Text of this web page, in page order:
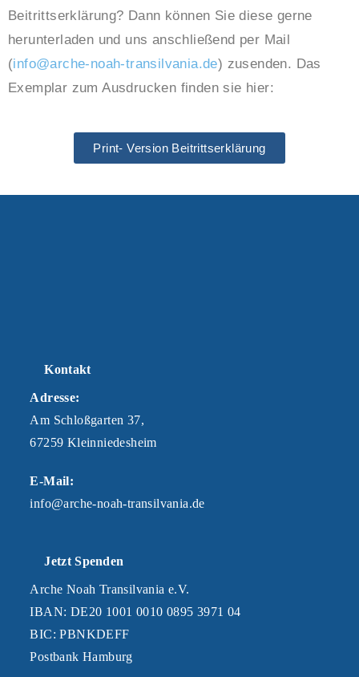
Beitrittserklärung? Dann können Sie diese gerne
herunterladen und uns anschließend per Mail
(info@arche-noah-transilvania.de) zusenden. Das
Exemplar zum Ausdrucken finden sie hier:
Print- Version Beitrittserklärung
Kontakt
Adresse:
Am Schloßgarten 37,
67259 Kleinniedesheim
E-Mail:
info@arche-noah-transilvania.de
Jetzt Spenden
Arche Noah Transilvania e.V.
IBAN: DE20 1001 0010 0895 3971 04
BIC: PBNKDEFF
Postbank Hamburg